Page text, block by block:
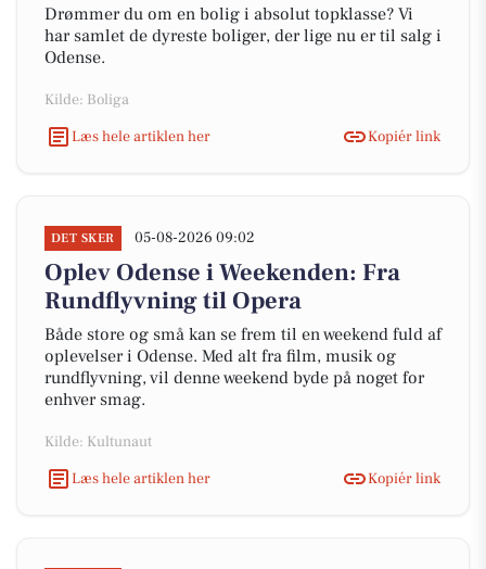
Drømmer du om en bolig i absolut topklasse? Vi
har samlet de dyreste boliger, der lige nu er til salg i
Odense.
Kilde: Boliga
Læs hele artiklen her
Kopiér link
DET SKER 05-08-2026 09:02
Oplev Odense i Weekenden: Fra
Rundflyvning til Opera
Både store og små kan se frem til en weekend fuld af
oplevelser i Odense. Med alt fra film, musik og
rundflyvning, vil denne weekend byde på noget for
enhver smag.
Kilde: Kultunaut
Læs hele artiklen her
Kopiér link